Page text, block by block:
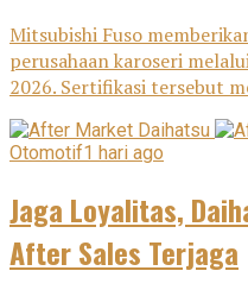
Mitsubishi Fuso
perusahaan karoseri
2026. Sertifikasi tersebut
Otomotif1 hari ago
Jaga Loyalitas,
After Sales Terjaga